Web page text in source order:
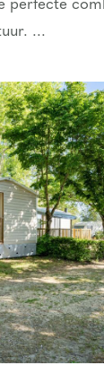
perfecte
...